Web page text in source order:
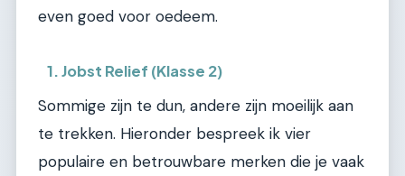
even goed voor oedeem.
1. Jobst Relief (Klasse 2)
Sommige zijn te dun, andere zijn moeilijk aan
te trekken. Hieronder bespreek ik vier
populaire en betrouwbare merken die je vaak